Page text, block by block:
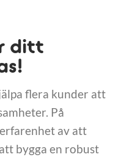
ditt
flera kunder att
På
av att
bygga en robust